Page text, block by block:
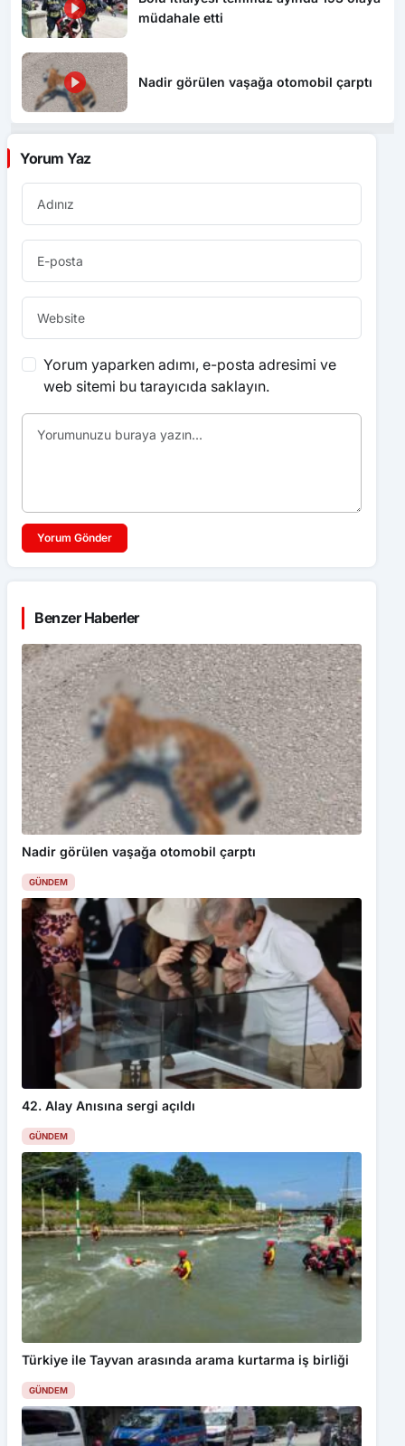
müdahale etti
Nadir görülen vaşağa otomobil çarptı
Yorum Yaz
Yorum yaparken adımı, e-posta adresimi ve
web sitemi bu tarayıcıda saklayın.
Yorum Gönder
Benzer Haberler
Nadir görülen vaşağa otomobil çarptı
GÜNDEM
42. Alay Anısına sergi açıldı
GÜNDEM
Türkiye ile Tayvan arasında arama kurtarma iş birliği
GÜNDEM